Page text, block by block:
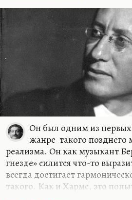
Невозможно адекватно
Он был одним из
жанре такого позднего
реализма. Он как музыкант
гнезде» силится что-то
всегда достигает
такого. Как и Хармс, это